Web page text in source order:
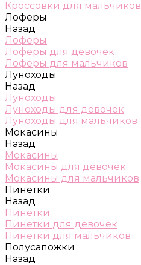
Кроссовки для мальчиков
Лоферы
Назад
Лоферы
Лоферы для девочек
Лоферы для мальчиков
Луноходы
Назад
Луноходы
Луноходы для девочек
Луноходы для мальчиков
Мокасины
Назад
Мокасины
Мокасины для девочек
Мокасины для мальчиков
Пинетки
Назад
Пинетки
Пинетки для девочек
Пинетки для мальчиков
Полусапожки
Назад